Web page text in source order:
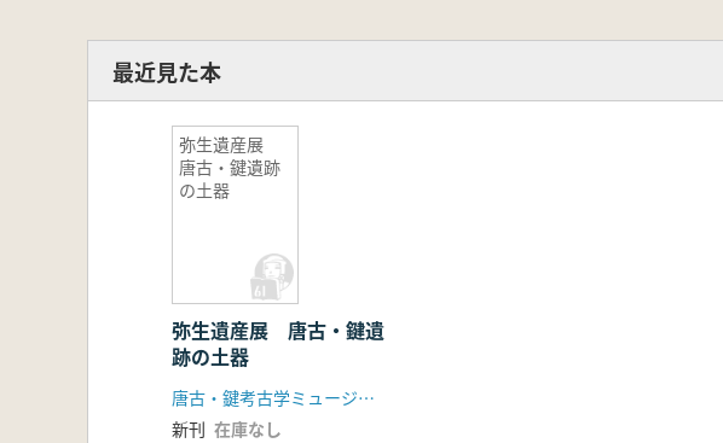
最近見た本
弥生遺産展
唐古・鍵遺跡
の土器
弥生遺産展 唐古・鍵遺
跡の土器
唐古・鍵考古学ミュージアム
新刊 在庫なし